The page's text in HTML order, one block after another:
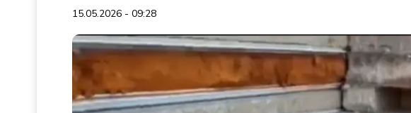
15.05.2026 - 09:28